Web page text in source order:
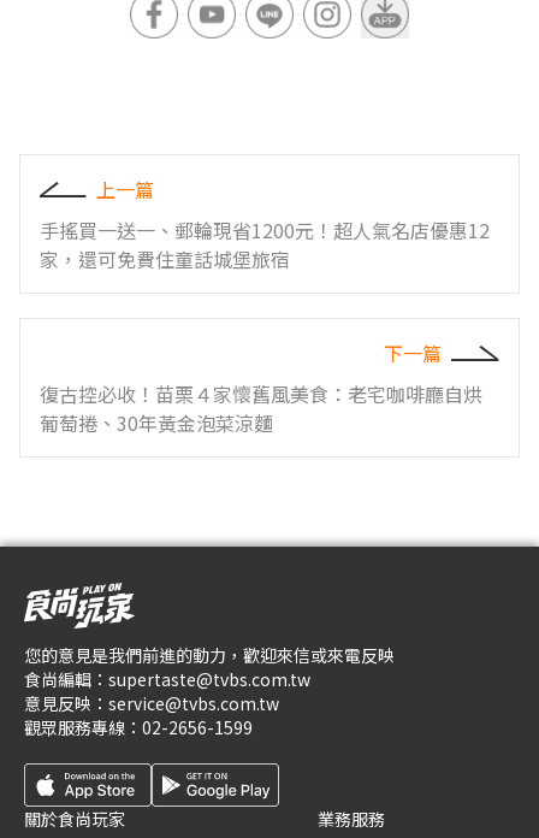
上一篇
手搖買一送一、郵輪現省1200元！超人氣名店優惠12
家，還可免費住童話城堡旅宿
下一篇
復古控必收！苗栗４家懷舊風美食：老宅咖啡廳自烘
葡萄捲、30年黃金泡菜涼麵
您的意見是我們前進的動力，歡迎來信或來電反映
食尚編輯： supertaste@tvbs.com.tw
意見反映： service@tvbs.com.tw
觀眾服務專線： 02-2656-1599
關於食尚玩家 業務服務